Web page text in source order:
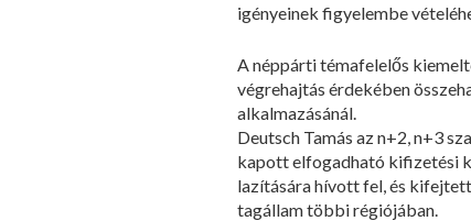
igényeinek figyelembe
A néppárti témafelelős
végrehajtás érdekében
alkalmazásánál.
Deutsch Tamás az n+2, n+3
kapott elfogadható kifizetési
lazítására hívott fel, és
tagállam többi régiójában.